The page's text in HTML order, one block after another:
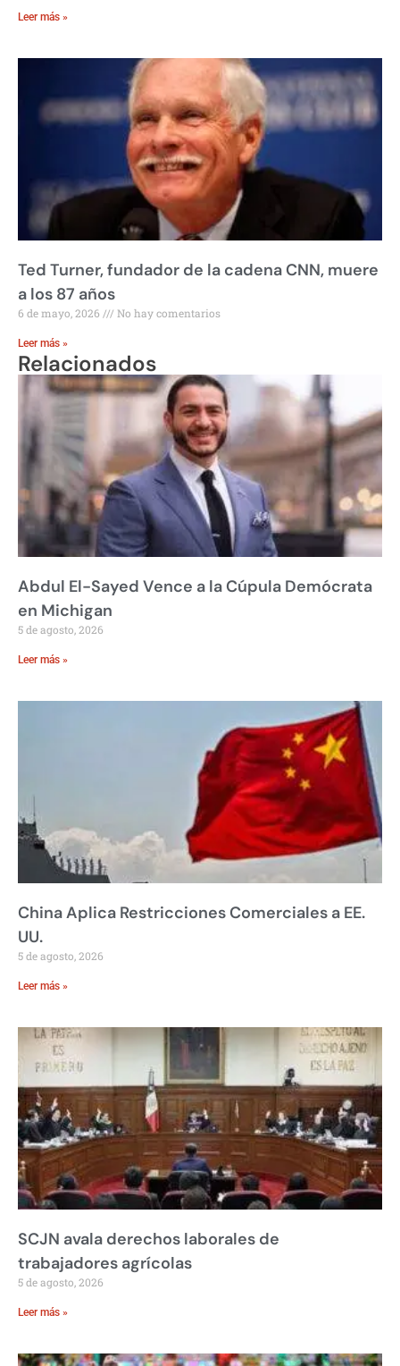
Leer más »
Ted Turner, fundador de la cadena CNN, muere
a los 87 años
6 de mayo, 2026 No hay comentarios
Leer más »
Relacionados
Abdul El-Sayed Vence a la Cúpula Demócrata
en Michigan
5 de agosto, 2026
Leer más »
China Aplica Restricciones Comerciales a EE.
UU.
5 de agosto, 2026
Leer más »
SCJN avala derechos laborales de
trabajadores agrícolas
5 de agosto, 2026
Leer más »